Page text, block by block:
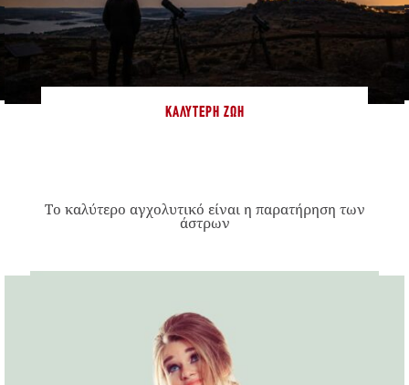
ΚΑΛΎΤΕΡΗ ΖΩΉ
Το καλύτερο αγχολυτικό είναι η παρατήρηση των
άστρων